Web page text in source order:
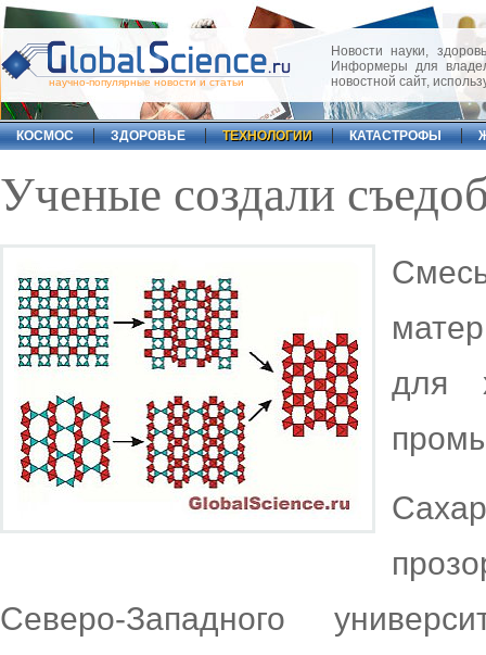
научно-популярные новости и статьи
Новости науки,
Информеры для
новостной сайт,
КОСМОС ЗДОРОВЬЕ ТЕХНОЛОГИИ КАТАСТРОФЫ
Ученые создали
для
Северо-Западного